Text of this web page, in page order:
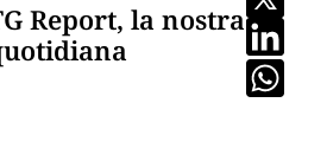
Report, la nostra